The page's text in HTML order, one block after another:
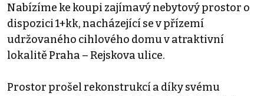
Nabízíme ke koupi zajímavý nebytový prostor o
dispozici 1+kk, nacházející se v přízemí
udržovaného cihlového domu v atraktivní
lokalitě Praha – Rejskova ulice.
Prostor prošel rekonstrukcí a díky svému